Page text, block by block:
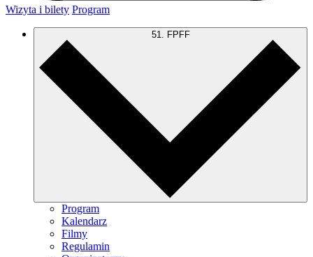
Wizyta i bilety Program
51. FPFF
Program
Kalendarz
Filmy
Regulamin